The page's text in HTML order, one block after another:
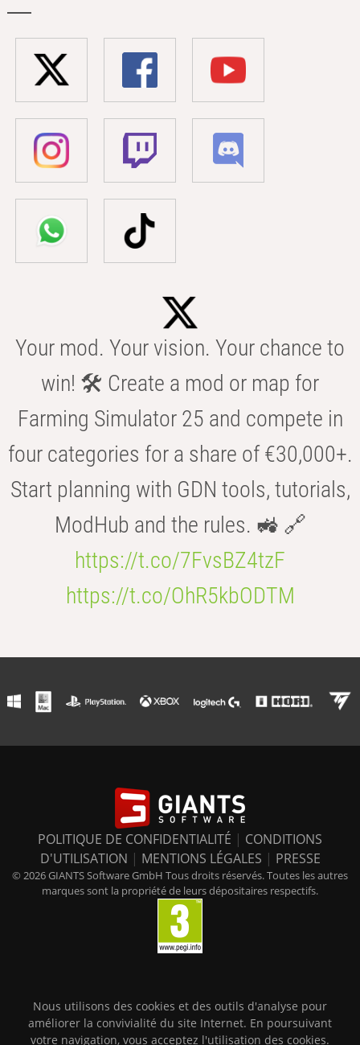
Your mod. Your vision. Your chance to
win! 🛠️ Create a mod or map for
Farming Simulator 25 and compete in
four categories for a share of €30,000+.
Start planning with GDN tools, tutorials,
ModHub and the rules. 🚜 🔗
https://t.co/7FvsBZ4tzF
https://t.co/OhR5kbODTM
POLITIQUE DE CONFIDENTIALITÉ | CONDITIONS
D'UTILISATION | MENTIONS LÉGALES | PRESSE
© 2026 GIANTS Software GmbH Tous droits réservés. Toutes les autres
marques sont la propriété de leurs dépositaires respectifs.
Nous utilisons des cookies et des outils d'analyse pour
améliorer la convivialité du site Internet. En poursuivant
votre navigation, vous acceptez l'utilisation des cookies.